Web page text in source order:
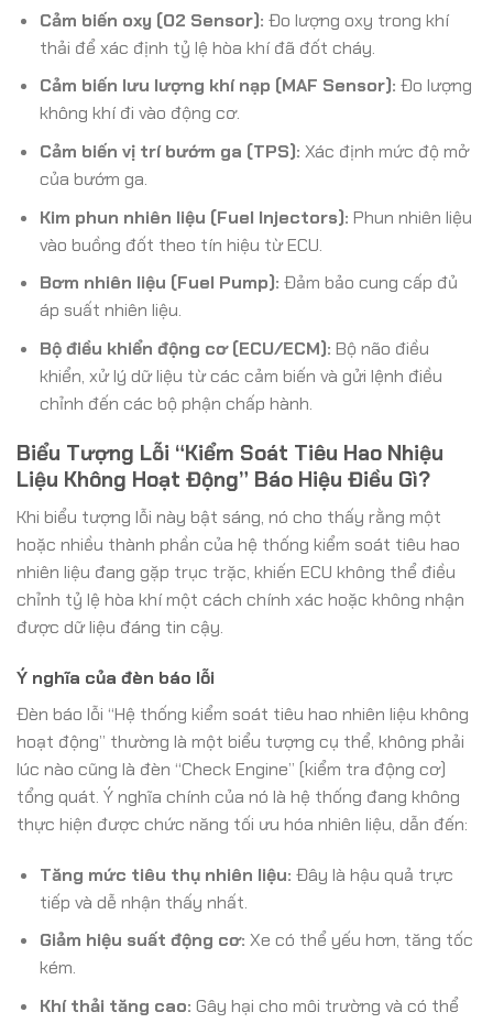
Cảm biến oxy (O2 Sensor): Đo lượng oxy trong khí
thải để xác định tỷ lệ hòa khí đã đốt cháy.
Cảm biến lưu lượng khí nạp (MAF Sensor): Đo lượng
không khí đi vào động cơ.
Cảm biến vị trí bướm ga (TPS): Xác định mức độ mở
của bướm ga.
Kim phun nhiên liệu (Fuel Injectors): Phun nhiên liệu
vào buồng đốt theo tín hiệu từ ECU.
Bơm nhiên liệu (Fuel Pump): Đảm bảo cung cấp đủ
áp suất nhiên liệu.
Bộ điều khiển động cơ (ECU/ECM): Bộ não điều
khiển, xử lý dữ liệu từ các cảm biến và gửi lệnh điều
chỉnh đến các bộ phận chấp hành.
Biểu Tượng Lỗi “Kiểm Soát Tiêu Hao Nhiệu
Liệu Không Hoạt Động” Báo Hiệu Điều Gì?
Khi biểu tượng lỗi này bật sáng, nó cho thấy rằng một
hoặc nhiều thành phần của hệ thống kiểm soát tiêu hao
nhiên liệu đang gặp trục trặc, khiến ECU không thể điều
chỉnh tỷ lệ hòa khí một cách chính xác hoặc không nhận
được dữ liệu đáng tin cậy.
Ý nghĩa của đèn báo lỗi
Đèn báo lỗi “Hệ thống kiểm soát tiêu hao nhiên liệu không
hoạt động” thường là một biểu tượng cụ thể, không phải
lúc nào cũng là đèn “Check Engine” (kiểm tra động cơ)
tổng quát. Ý nghĩa chính của nó là hệ thống đang không
thực hiện được chức năng tối ưu hóa nhiên liệu, dẫn đến:
Tăng mức tiêu thụ nhiên liệu: Đây là hậu quả trực
tiếp và dễ nhận thấy nhất.
Giảm hiệu suất động cơ: Xe có thể yếu hơn, tăng tốc
kém.
Khí thải tăng cao: Gây hại cho môi trường và có thể